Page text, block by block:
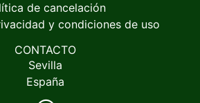
de cancelación
y condiciones de uso
CONTACTO
Sevilla
España